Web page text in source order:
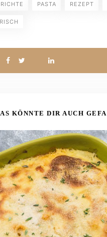
PASTA REZEPT
KÖNNTE DIR AUCH